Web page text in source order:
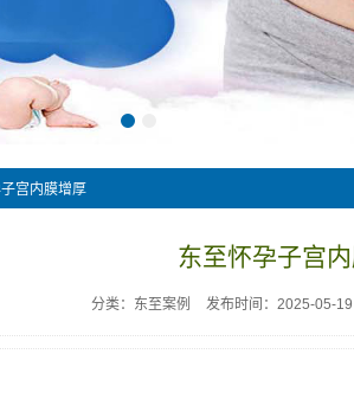
宫内膜增厚
东至怀孕子宫
分类：东至案例 发布时间：2025-05-